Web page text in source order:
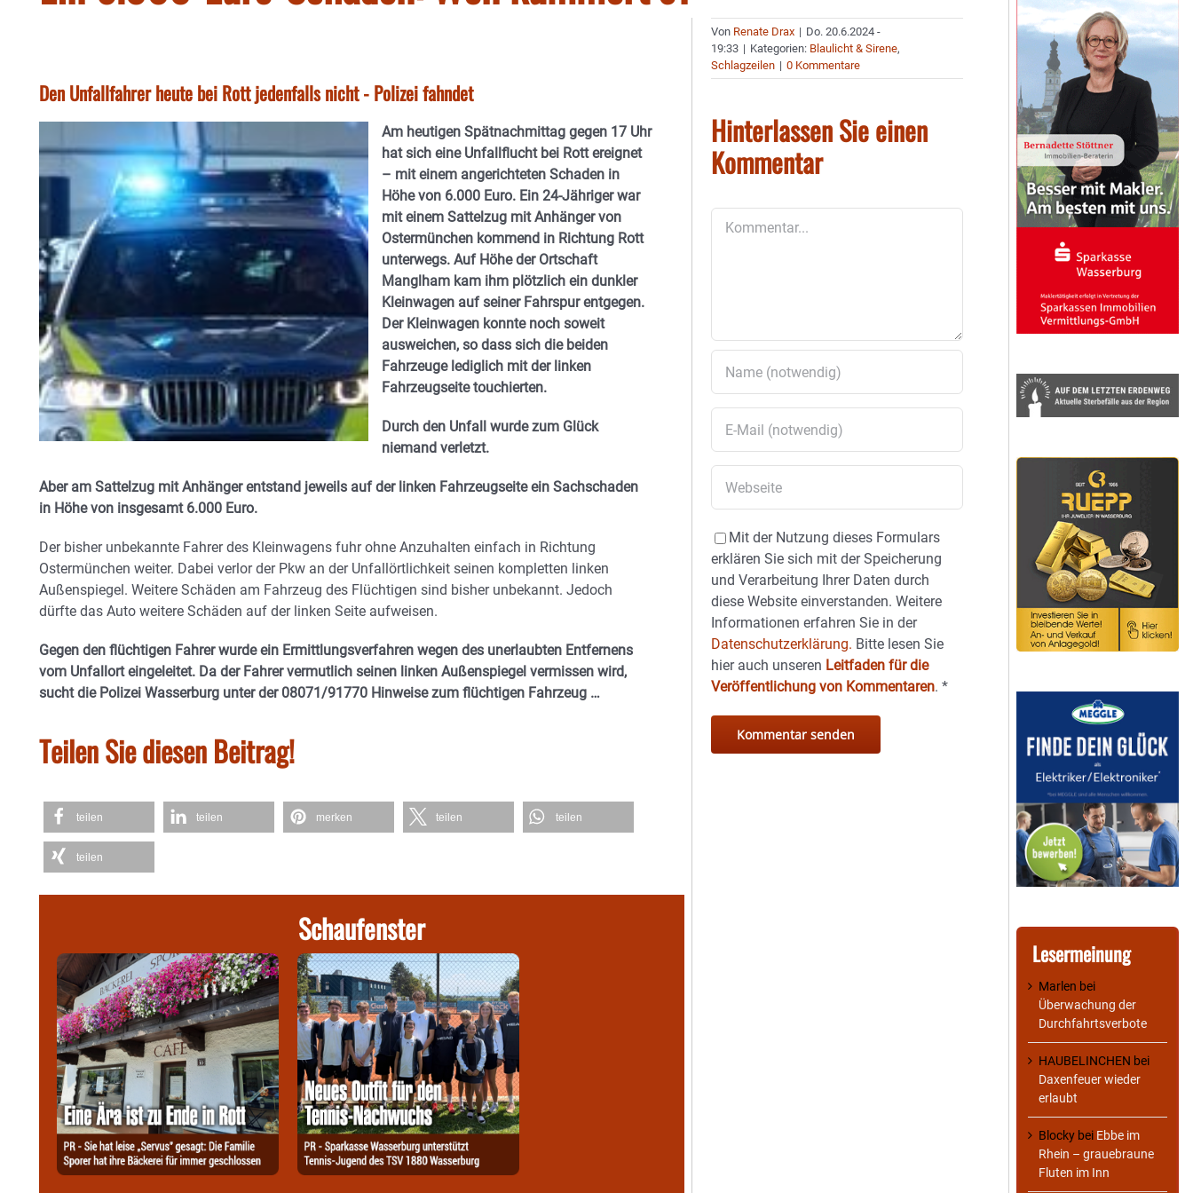
Den Unfallfahrer heute bei Rott jedenfalls nicht - Polizei fahndet
Am heutigen Spätnachmittag gegen 17 Uhr
hat sich eine Unfallflucht bei Rott ereignet
– mit einem angerichteten Schaden in
Höhe von 6.000 Euro. Ein 24-Jähriger war
mit einem Sattelzug mit Anhänger von
Ostermünchen kommend in Richtung Rott
unterwegs. Auf Höhe der Ortschaft
Manglham kam ihm plötzlich ein dunkler
Kleinwagen auf seiner Fahrspur entgegen.
Der Kleinwagen konnte noch soweit
ausweichen, so dass sich die beiden
Fahrzeuge lediglich mit der linken
Fahrzeugseite touchierten.
Durch den Unfall wurde zum Glück
niemand verletzt.
Aber am Sattelzug mit Anhänger entstand jeweils auf der linken Fahrzeugseite ein Sachschaden
in Höhe von insgesamt 6.000 Euro.
Der bisher unbekannte Fahrer des Kleinwagens fuhr ohne Anzuhalten einfach in Richtung
Ostermünchen weiter. Dabei verlor der Pkw an der Unfallörtlichkeit seinen kompletten linken
Außenspiegel. Weitere Schäden am Fahrzeug des Flüchtigen sind bisher unbekannt. Jedoch
dürfte das Auto weitere Schäden auf der linken Seite aufweisen.
Gegen den flüchtigen Fahrer wurde ein Ermittlungsverfahren wegen des unerlaubten Entfernens
vom Unfallort eingeleitet. Da der Fahrer vermutlich seinen linken Außenspiegel vermissen wird,
sucht die Polizei Wasserburg unter der 08071/91770 Hinweise zum flüchtigen Fahrzeug …
Teilen Sie diesen Beitrag!
teilen teilen merken teilen teilen
teilen
Schaufenster
Von Renate Drax | Do. 20.6.2024 -
19:33 | Kategorien: Blaulicht & Sirene,
Schlagzeilen | 0 Kommentare
Hinterlassen Sie einen
Kommentar
Mit der Nutzung dieses Formulars
erklären Sie sich mit der Speicherung
und Verarbeitung Ihrer Daten durch
diese Website einverstanden. Weitere
Informationen erfahren Sie in der
Datenschutzerklärung. Bitte lesen Sie
hier auch unseren Leitfaden für die
Veröffentlichung von Kommentaren.*
Lesermeinung
Marlen bei
Überwachung der
Durchfahrtsverbote
HAUBELINCHEN bei
Daxenfeuer wieder
erlaubt
Blocky bei Ebbe im
Rhein – grauebraune
Fluten im Inn